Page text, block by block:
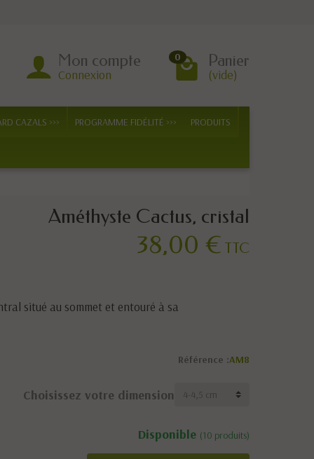
Mon compte
Connexion
0 Panier
(vide)
CAZALS >>> PROGRAMME FIDÉLITÉ >>> PRODUITS
Améthyste Cactus, cristal
38,00 € TTC
situé au sommet et entouré à sa
Référence :AM8
Choisissez votre dimension
Disponible (10 produits)